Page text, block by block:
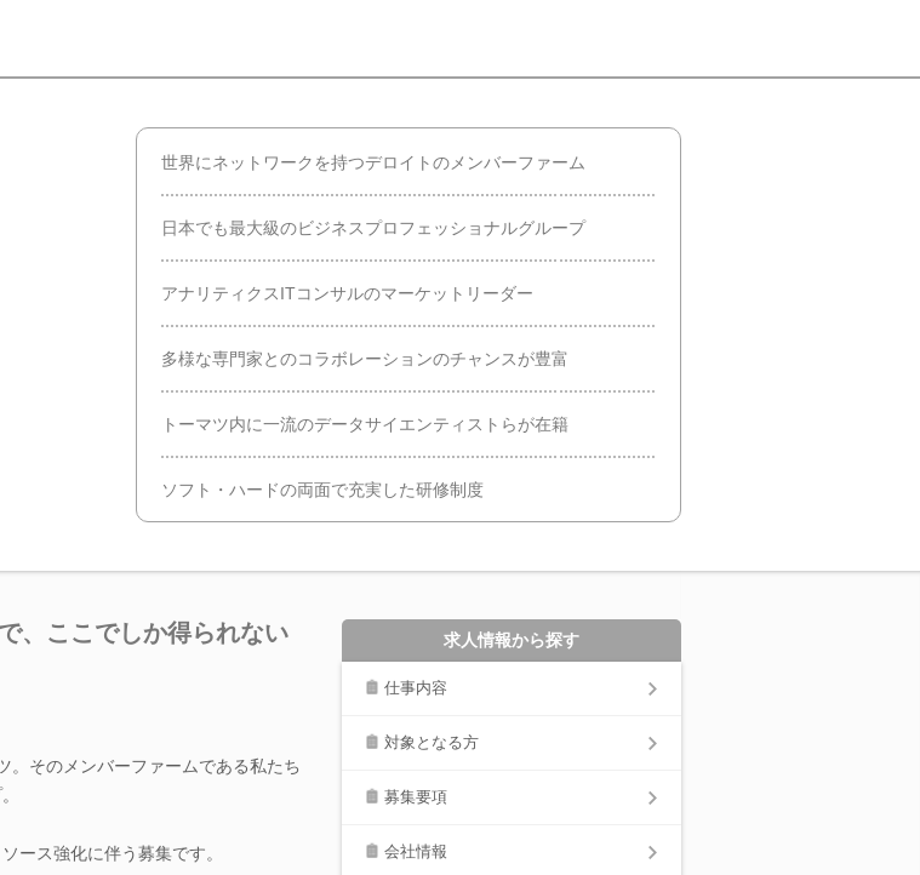
世界にネットワークを持つデロイトのメンバーファーム
日本でも最大級のビジネスプロフェッショナルグループ
アナリティクスITコンサルのマーケットリーダー
多様な専門家とのコラボレーションのチャンスが豊富
トーマツ内に一流のデータサイエンティストらが在籍
ソフト・ハードの両面で充実した研修制度
、ここでしか得られない
。そのメンバーファームである私たち
ース強化に伴う募集です。
求人情報から探す
仕事内容
対象となる方
募集要項
会社情報